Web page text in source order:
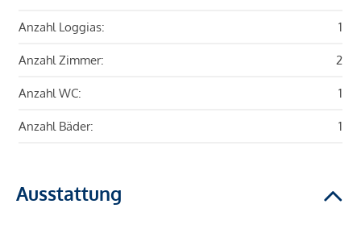
Anzahl Loggias: 1
Anzahl Zimmer: 2
Anzahl WC: 1
Anzahl Bäder: 1
Ausstattung